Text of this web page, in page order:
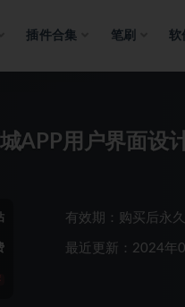
插件合集 笔刷 软
APP用户界面设
有效期：购买后永
最近更新：2024年